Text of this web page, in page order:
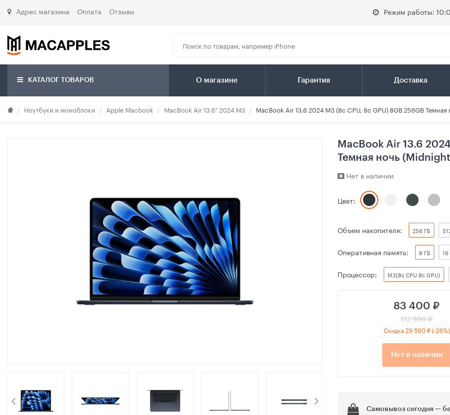
Адрес магазина Оплата Отзывы Режим работы:
КАТАЛОГ ТОВАРОВ О магазине Гарантия Доставка
Ноутбуки и моноблоки Apple Macbook MacBook Air 13.6" 2024 M3 MacBook Air 13.6 2024 M3 (8c CPU, 8c GPU) 8GB 256GB
MacBook Air 13.6
Темная ночь
Нет в наличии
Цвет:
Объем накопителя: 256 ГБ
Оперативная память: 8 ГБ
Процессор: M3(8c CPU 8c GPU)
83 400 ₽
112 990 ₽
Скидка 29 590 ₽ (-26%)
Нет в наличии
Самовывоз сегодня —